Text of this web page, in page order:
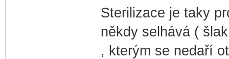
Sterilizace je taky
někdy selhává (
, kterým se nedaří